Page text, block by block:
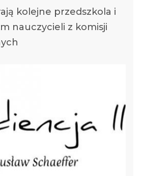
kolejne przedszkola i
nauczycieli z komisji